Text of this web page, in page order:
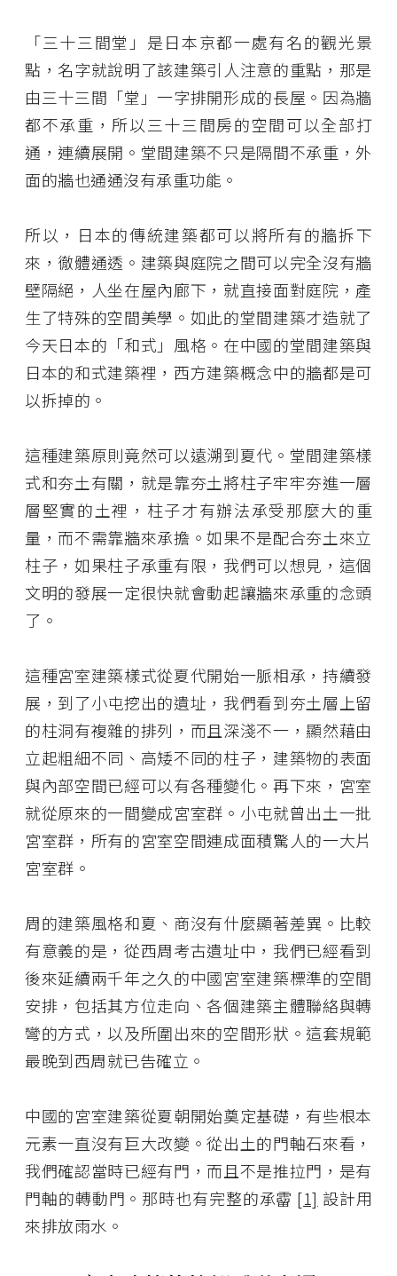
「三十三間堂」是日本京都一處有名的觀光景
點，名字就說明了該建築引人注意的重點，那是
由三十三間「堂」一字排開形成的長屋。因為牆
都不承重，所以三十三間房的空間可以全部打
通，連續展開。堂間建築不只是隔間不承重，外
面的牆也通通沒有承重功能。
所以，日本的傳統建築都可以將所有的牆拆下
來，徹體通透。建築與庭院之間可以完全沒有牆
壁隔絕，人坐在屋內廊下，就直接面對庭院，產
生了特殊的空間美學。如此的堂間建築才造就了
今天日本的「和式」風格。在中國的堂間建築與
日本的和式建築裡，西方建築概念中的牆都是可
以拆掉的。
這種建築原則竟然可以遠溯到夏代。堂間建築樣
式和夯土有關，就是靠夯土將柱子牢牢夯進一層
層堅實的土裡，柱子才有辦法承受那麼大的重
量，而不需靠牆來承擔。如果不是配合夯土來立
柱子，如果柱子承重有限，我們可以想見，這個
文明的發展一定很快就會動起讓牆來承重的念頭
了。
這種宮室建築樣式從夏代開始一脈相承，持續發
展，到了小屯挖出的遺址，我們看到夯土層上留
的柱洞有複雜的排列，而且深淺不一，顯然藉由
立起粗細不同、高矮不同的柱子，建築物的表面
與內部空間已經可以有各種變化。再下來，宮室
就從原來的一間變成宮室群。小屯就曾出土一批
宮室群，所有的宮室空間連成面積驚人的一大片
宮室群。
周的建築風格和夏、商沒有什麼顯著差異。比較
有意義的是，從西周考古遺址中，我們已經看到
後來延續兩千年之久的中國宮室建築標準的空間
安排，包括其方位走向、各個建築主體聯絡與轉
彎的方式，以及所圍出來的空間形狀。這套規範
最晚到西周就已告確立。
中國的宮室建築從夏朝開始奠定基礎，有些根本
元素一直沒有巨大改變。從出土的門軸石來看，
我們確認當時已經有門，而且不是推拉門，是有
門軸的轉動門。那時也有完整的承霤 [1] 設計用
來排放雨水。